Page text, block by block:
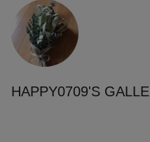
HAPPY0709'S